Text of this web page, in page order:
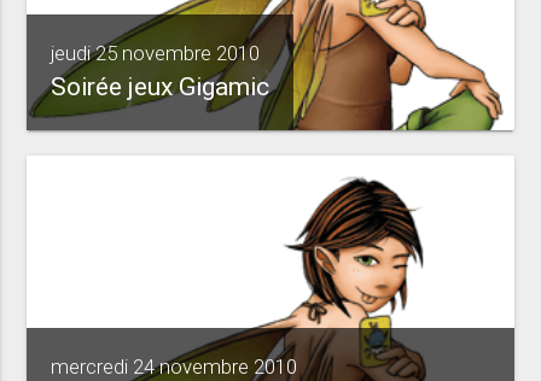
jeudi 25 novembre 2010
Soirée jeux Gigamic
mercredi 24 novembre 2010